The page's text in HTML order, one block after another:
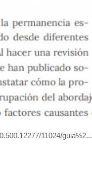
11024/guia%2...